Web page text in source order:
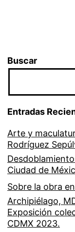
Buscar
Entradas
Arte y
Rodríguez
Ciudad de
Sobre la obra
Archipiélago,
Exposición
CDMX 2023.